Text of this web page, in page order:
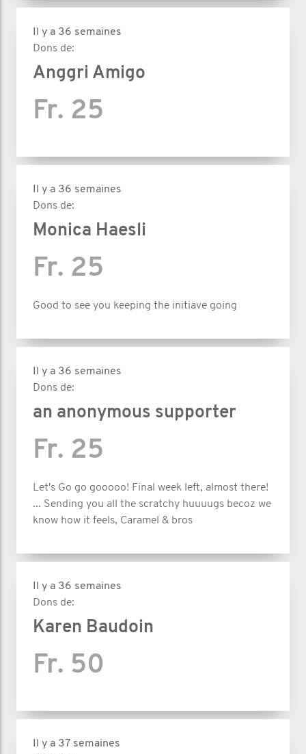
Il y a 36 semaines
Dons de:
Anggri Amigo
Fr. 25
Il y a 36 semaines
Dons de:
Monica Haesli
Fr. 25
Good to see you keeping the initiave going
Il y a 36 semaines
Dons de:
an anonymous supporter
Fr. 25
Let's Go go gooooo! Final week left, almost there!
... Sending you all the scratchy huuuugs becoz we
know how it feels, Caramel & bros
Il y a 36 semaines
Dons de:
Karen Baudoin
Fr. 50
Il y a 37 semaines